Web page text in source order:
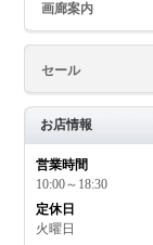
画廊案内
セール
お店情報
営業時間
10:00～18:30
定休日
火曜日